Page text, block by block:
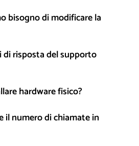
bisogno di modificare la
risposta del supporto
hardware fisico?
il numero di chiamate in